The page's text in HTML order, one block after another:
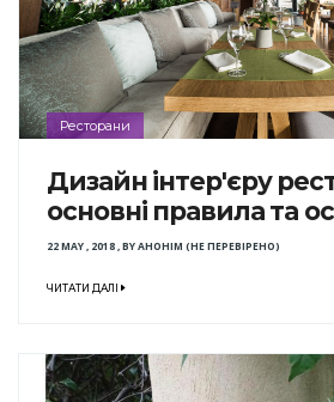
Ресторани
Дизайн інтер'єру
основні правила та
22 MAY , 2018,BYАНОНІМ (НЕ ПЕРЕВІРЕНО)
ЧИТАТИ ДАЛІ